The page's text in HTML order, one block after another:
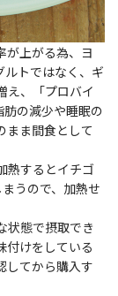
が上がる為、ヨ
ルトではなく、ギ
え、「プロバイ
の減少や睡眠の
まま間食として
熱するとイチゴ
うので、加熱せ
状態で摂取でき
付けをしている
してから購入す